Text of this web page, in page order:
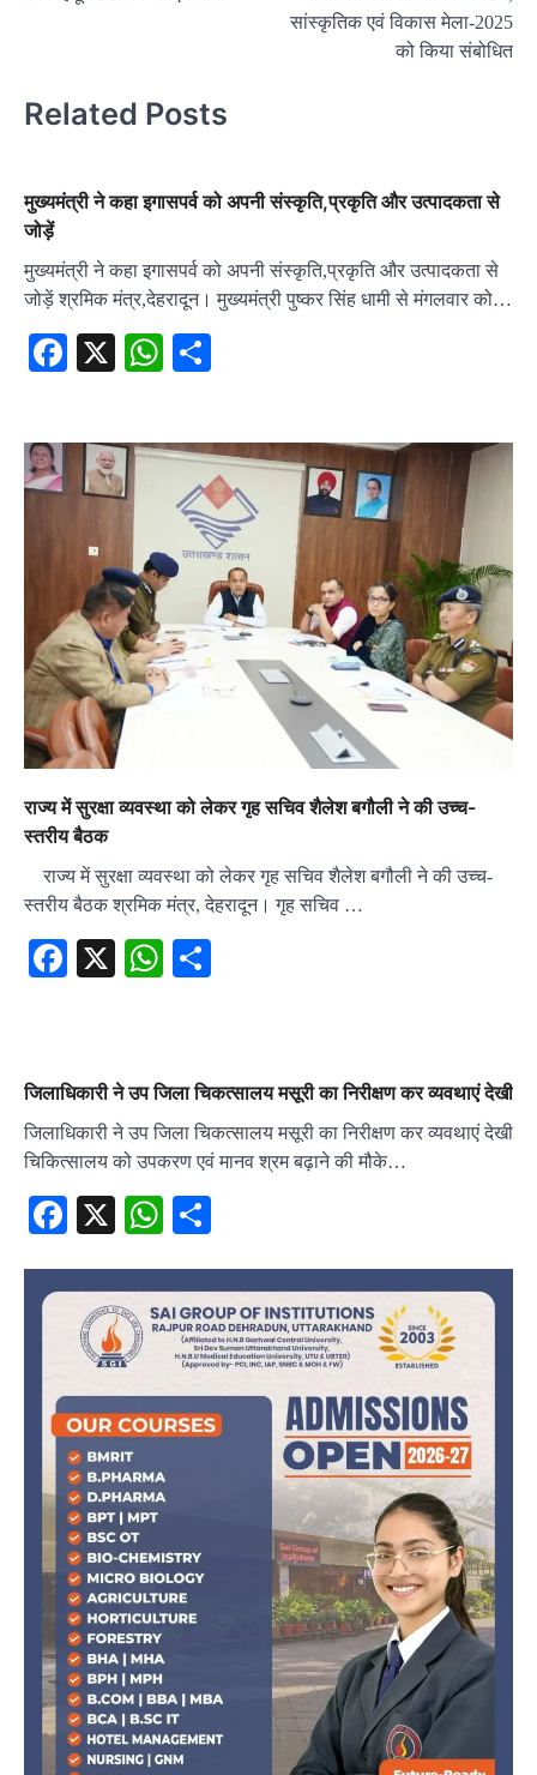
सांस्कृतिक एवं विकास मेला-2025
को किया संबोधित
Related Posts
मुख्यमंत्री ने कहा इगासपर्व को अपनी संस्कृति,प्रकृति और उत्पादकता से
जोड़ें
मुख्यमंत्री ने कहा इगासपर्व को अपनी संस्कृति,प्रकृति और उत्पादकता से
जोड़ें श्रमिक मंत्र,देहरादून। मुख्यमंत्री पुष्कर सिंह धामी से मंगलवार को…
Facebook
X WhatsApp
राज्य में सुरक्षा व्यवस्था को लेकर गृह सचिव शैलेश बगौली ने की उच्च-
स्तरीय बैठक
राज्य में सुरक्षा व्यवस्था को लेकर गृह सचिव शैलेश बगौली ने की उच्च-
स्तरीय बैठक श्रमिक मंत्र, देहरादून। गृह सचिव …
Facebook
X WhatsApp
जिलाधिकारी ने उप जिला चिकत्सालय मसूरी का निरीक्षण कर व्यवथाएं देखी
जिलाधिकारी ने उप जिला चिकत्सालय मसूरी का निरीक्षण कर व्यवथाएं देखी
चिकित्सालय को उपकरण एवं मानव श्रम बढ़ाने की मौके…
Facebook
X WhatsApp